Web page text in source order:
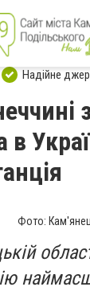
Надійне
в
Фото: